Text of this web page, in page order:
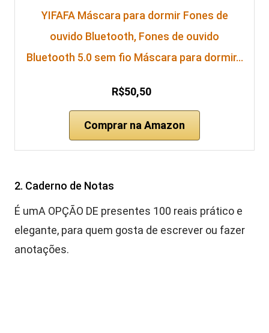
YIFAFA Máscara para dormir Fones de
ouvido Bluetooth, Fones de ouvido
Bluetooth 5.0 sem fio Máscara para dormir…
R$50,50
Comprar na Amazon
2. Caderno de Notas
É umA OPÇÃO DE presentes 100 reais prático e
elegante, para quem gosta de escrever ou fazer
anotações.